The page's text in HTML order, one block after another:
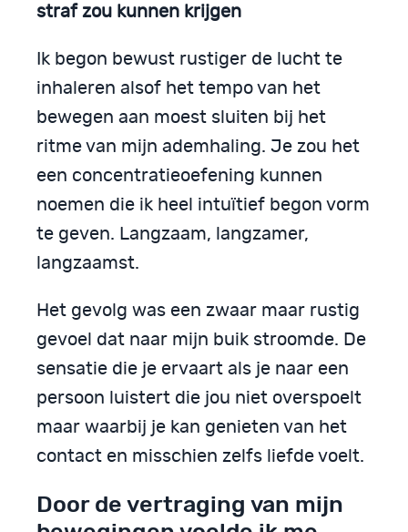
straf zou kunnen krijgen
Ik begon bewust rustiger de lucht te
inhaleren alsof het tempo van het
bewegen aan moest sluiten bij het
ritme van mijn ademhaling. Je zou het
een concentratieoefening kunnen
noemen die ik heel intuïtief begon vorm
te geven. Langzaam, langzamer,
langzaamst.
Het gevolg was een zwaar maar rustig
gevoel dat naar mijn buik stroomde. De
sensatie die je ervaart als je naar een
persoon luistert die jou niet overspoelt
maar waarbij je kan genieten van het
contact en misschien zelfs liefde voelt.
Door de vertraging van mijn